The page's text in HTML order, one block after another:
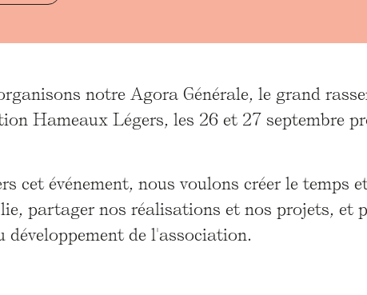
notre Agora Générale, le grand
Hameaux Légers, les 26 et 27 septembre
cet événement, nous voulons créer le temps
partager nos réalisations et nos projets, et
développement de l'association.